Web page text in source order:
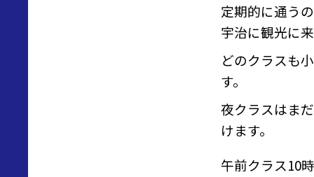
定期的に通う
宇治に観光に
どのクラスも
す。
夜クラスはま
けます。
午前クラス10